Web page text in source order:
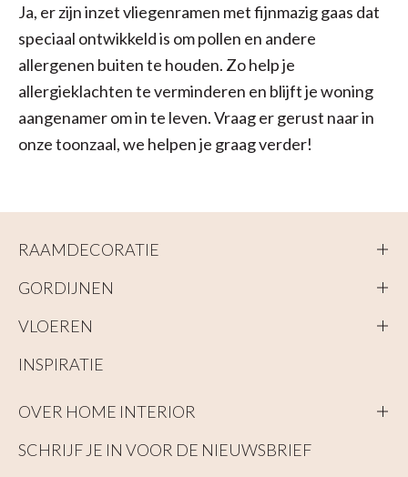
Ja, er zijn inzet vliegenramen met fijnmazig gaas dat
speciaal ontwikkeld is om pollen en andere
allergenen buiten te houden. Zo help je
allergieklachten te verminderen en blijft je woning
aangenamer om in te leven. Vraag er gerust naar in
onze toonzaal, we helpen je graag verder!
RAAMDECORATIE
GORDIJNEN
VLOEREN
INSPIRATIE
OVER HOME INTERIOR
SCHRIJF JE IN VOOR DE NIEUWSBRIEF